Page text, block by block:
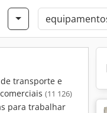
transporte e
(11 126)
para trabalhar